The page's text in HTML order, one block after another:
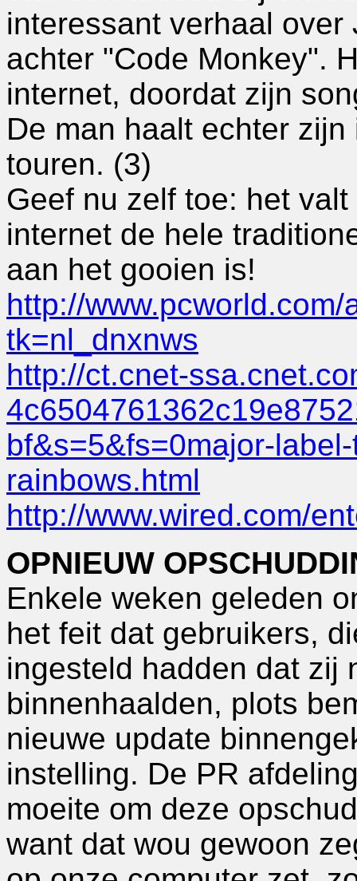
interessant verhaal
achter "Code Monkey".
internet, doordat zijn
De man haalt echter
touren. (3)
Geef nu zelf toe: het
internet de hele
aan het gooien is!
http://
tk=nl_dnxnws
http://ct.cnet-
bf&s=5&fs=0major-
rainbows.html
http://www.wired.com/
OPNIEUW
Enkele weken geleden
het feit dat gebruikers,
ingesteld hadden dat zij
binnenhaalden, plots
nieuwe update
instelling. De PR
moeite om deze
want dat wou gewoon